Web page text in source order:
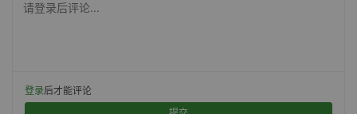
请登录后评论...
登录后才能评论